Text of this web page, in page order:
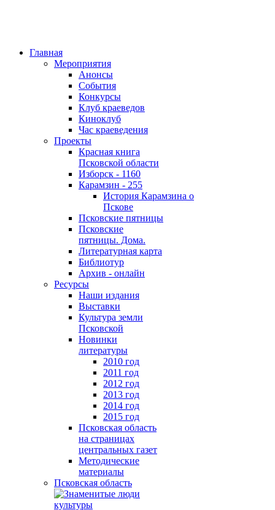
Главная
Мероприятия
Анонсы
События
Конкурсы
Клуб краеведов
Киноклуб
Час краеведения
Проекты
Красная книга
Псковской области
Изборск - 1160
Карамзин - 255
История Карамзина о
Пскове
Псковские пятницы
Псковские
пятницы. Дома.
Литературная карта
Библиотур
Архив - онлайн
Ресурсы
Наши издания
Выставки
Культура земли
Псковской
Новинки
литературы
2010 год
2011 год
2012 год
2013 год
2014 год
2015 год
Псковская область
на страницах
центральных газет
Методические
материалы
Псковская область